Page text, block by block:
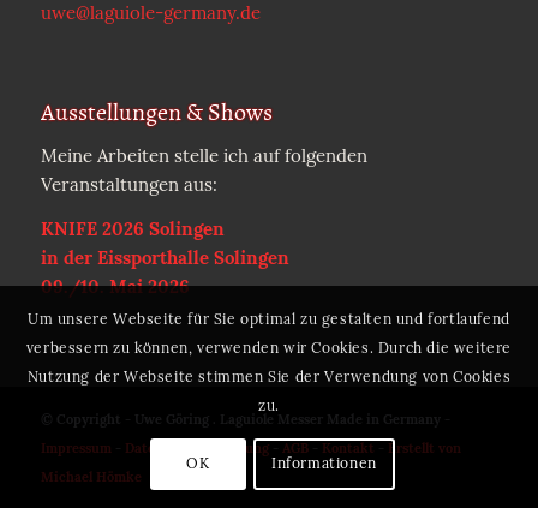
uwe@laguiole-germany.de
Ausstellungen & Shows
Meine Arbeiten stelle ich auf folgenden
Veranstaltungen aus:
KNIFE 2026 Solingen
in der Eissporthalle Solingen
09./10. Mai 2026
© Copyright - Uwe Göring . Laguiole Messer Made in Germany -
Impressum- Datenschutzerklärung- AGB- Kontakt
Erstellt von
Michael Hömke
Um unsere Webseite für Sie optimal zu gestalten und fortlaufend
verbessern zu können, verwenden wir Cookies. Durch die weitere
Nutzung der Webseite stimmen Sie der Verwendung von Cookies
zu.
OK Informationen